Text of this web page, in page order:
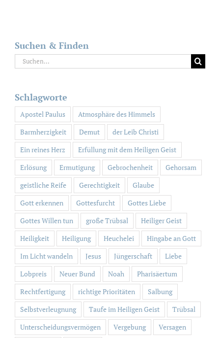
Suchen & Finden
Suche
nach:
Schlagworte
Apostel Paulus
Atmosphäre des Himmels
Barmherzigkeit
Demut
der Leib Christi
Ein reines Herz
Erfüllung mit dem Heiligen Geist
Erlösung
Ermutigung Gebrochenheit
Gehorsam
geistliche Reife
Gerechtigkeit
Glaube
Gott erkennen
Gottesfurcht
Gottes Liebe
Gottes Willen tun
große Trübsal
Heiliger Geist
Heiligkeit
Heiligung Heuchelei
Hingabe an Gott
Im Licht wandeln
Jesus Jüngerschaft
Liebe
Lobpreis
Neuer Bund Noah
Pharisäertum
Rechtfertigung
richtige Prioritäten
Salbung
Selbstverleugnung
Taufe im Heiligen Geist
Trübsal
Unterscheidungsvermögen
Vergebung
Versagen